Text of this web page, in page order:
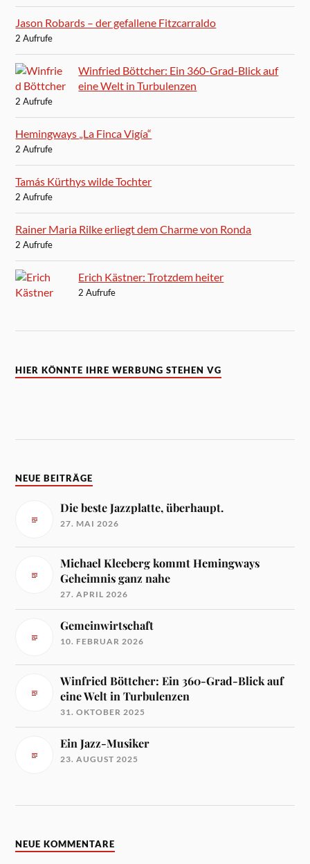
Jason Robards – der gefallene Fitzcarraldo
2 Aufrufe
Winfried Böttcher: Ein 360-Grad-Blick auf
eine Welt in Turbulenzen
2 Aufrufe
Hemingways „La Finca Vigía“
2 Aufrufe
Tamás Kürthys wilde Tochter
2 Aufrufe
Rainer Maria Rilke erliegt dem Charme von Ronda
2 Aufrufe
Erich Kästner: Trotzdem heiter
2 Aufrufe
HIER KÖNNTE IHRE WERBUNG STEHEN VG
NEUE BEITRÄGE
Die beste Jazzplatte, überhaupt.
27. MAI 2026
Michael Kleeberg kommt Hemingways
Geheimnis ganz nahe
27. APRIL 2026
Gemeinwirtschaft
10. FEBRUAR 2026
Winfried Böttcher: Ein 360-Grad-Blick auf
eine Welt in Turbulenzen
31. OKTOBER 2025
Ein Jazz-Musiker
23. AUGUST 2025
NEUE KOMMENTARE